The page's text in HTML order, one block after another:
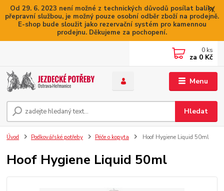
Od 29. 6. 2023 není možné z technických důvodů posílat balíky
přepravní službou, je možný pouze osobní odběr zboží na prodejně.
E-shop bude sloužit jako rezervační systém pro kamennou
prodejnu. Děkujeme za pochopení.
Menu
Hledat
0 ks
za 0 Kč
Úvod Podkovářské potřeby Péče o kopyta Hoof Hygiene Liquid 50ml
Hoof Hygiene Liquid 50ml